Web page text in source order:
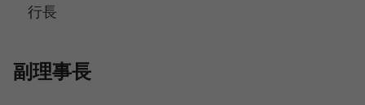
行長
副理事長